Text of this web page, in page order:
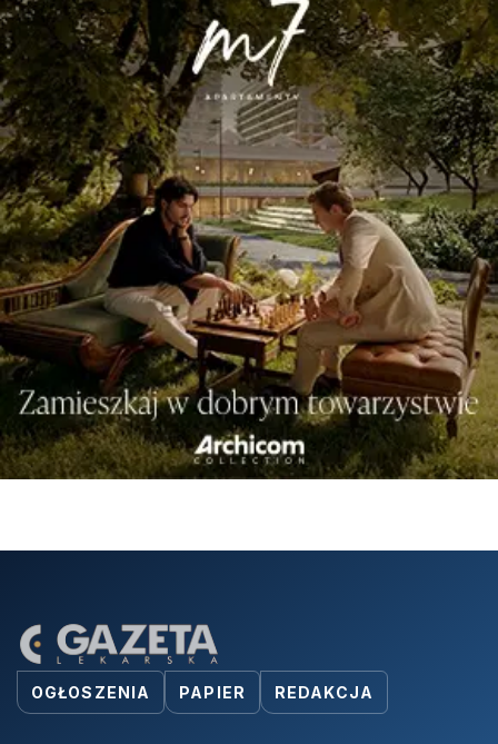
OGŁOSZENIA PAPIER REDAKCJA